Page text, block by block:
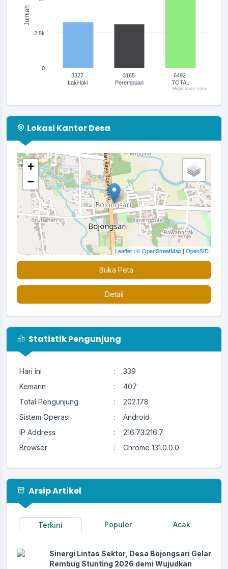
Jumlah
3327
Laki-laki
3165
Perempuan
6492
TOTAL
0
2.5k
Highcharts.com
Lokasi Kantor Desa
+
−
Leaflet | © OpenStreetMap | OpenSID
Buka Peta
Detail
Statistik Pengunjung
Hari ini :
339
Kemarin
:
407
Total Pengunjung
:
202.178
Sistem Operasi
:
Android
IP Address
:
216.73.216.7
Browser
: Chrome 131.0.0.0
Arsip Artikel
Terkini Populer Acak
Sinergi Lintas Sektor, Desa Bojongsari Gelar
Rembug Stunting 2026 demi Wujudkan